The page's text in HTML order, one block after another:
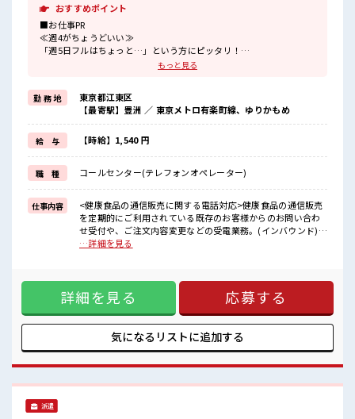
おすすめポイント
■お仕事PR
≪週4がちょうどいい≫
「週5日フルはちょっと…」という方にピッタリ！
≪新しくチャレンジしやすい≫
≪女性も活躍中の職場≫
もちろん男性の応募もOKですよ！
≪無理なく働ける≫
場合によってはお願いすることもありますが、
残業はほとんどナシ！
≪髪色自由で自分らしく働く≫
明るすぎたり奇抜でなければ基本的に自由！
(規定有)≪収入アップを目指せる≫
高時給だらけの派遣のお仕事です！
■職場の雰囲気
女性が多めの職場です♪
派手すぎなければ多少のヘアカラーもOKなのはウレシイPoint☆
もっと見る
勤 務 地
東京都江東区
【最寄駅】豊洲 ／ 東京メトロ有楽町線、ゆりかもめ
給 与 【時給】1,540 円
職 種 コールセンター(テレフォンオペレーター)
仕事内容
<健康食品の通信販売に関する電話対応>健康食品の通信販売
を定期的にご利用されている既存のお客様からのお問い合わ
せ受付や、ご注文内容変更などの受電業務。(インバウンド)既
存のお客様へのアンケートやキャンペーンのご案内架電業
日フルはちょっと…」という方にピッタリ！ ≪新しくチャレ
ンジしやすい≫ ビギナーさんもブランクさんも安心・丁寧な
事前研修あり！ ≪女性も活躍中の職場≫ もちろん男性の応募
もOKですよ！ ≪無理なく働ける≫ 場合によってはお願いす
ることもありますが、 残業はほとんどナシ！ ≪髪色自由で自
分らしく働く≫ 明るすぎたり奇抜でなければ基本的に自由！
仕事です！ ■職場の雰囲気 女性が多めの職場です♪ 派手すぎ
なければ多少のヘアカラーもOKなのはウレシイPoint☆ しっ
…詳細を見る
詳細を見る 応募する
気になるリストに追加する
派遣